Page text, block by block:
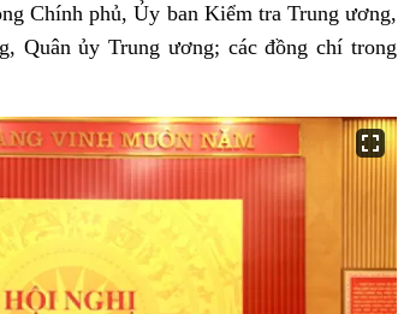
Chính phủ, Ủy ban Kiểm tra Trung ương,
Quân ủy Trung ương; các đồng chí trong